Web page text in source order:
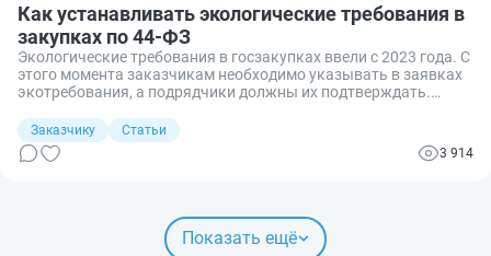
Как устанавливать экологические требования в
закупках по 44-ФЗ
Экологические требования в госзакупках ввели с 2023 года. С
этого момента заказчикам необходимо указывать в заявках
экотребования, а подрядчики должны их подтверждать.
Заказчику
Статьи
3 914
Показать ещё